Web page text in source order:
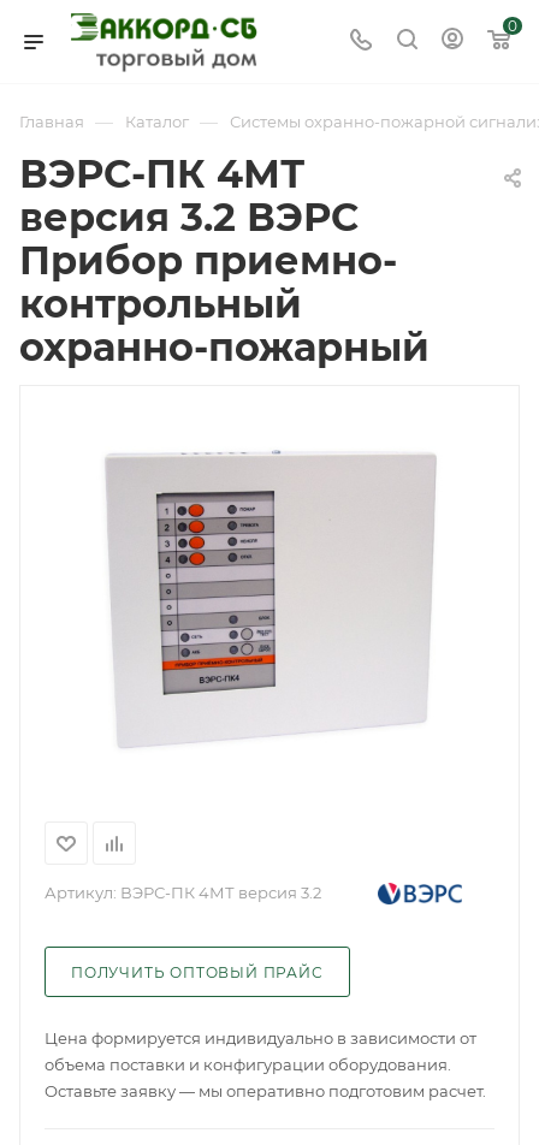
0
Главная — Каталог — Системы охранно-пожарной
ВЭРС-ПК 4МТ
версия 3.2 ВЭРС
Прибор приемно-
контрольный
охранно-пожарный
Артикул: ВЭРС-ПК 4МТ версия 3.2
ПОЛУЧИТЬ ОПТОВЫЙ ПРАЙС
Цена формируется индивидуально в зависимости от
объема поставки и конфигурации оборудования.
Оставьте заявку — мы оперативно подготовим расчет.